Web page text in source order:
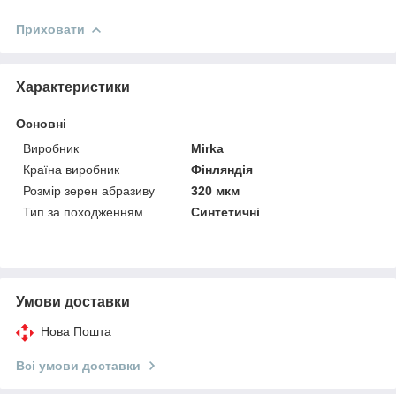
Приховати
Характеристики
Основні
Виробник
Mirka
Країна виробник
Фінляндія
Розмір зерен абразиву
320 мкм
Тип за походженням
Синтетичні
Умови доставки
Нова Пошта
Всі умови доставки